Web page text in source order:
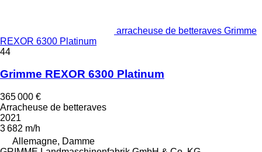
arracheuse de betteraves Grimme
REXOR 6300 Platinum
44
Grimme REXOR 6300 Platinum
365 000 €
Arracheuse de betteraves
2021
3 682 m/h
Allemagne, Damme